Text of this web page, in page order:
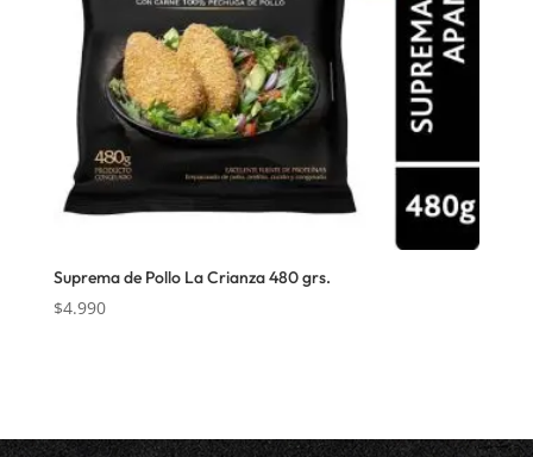
Suprema de Pollo La Crianza 480 grs.
$4.990